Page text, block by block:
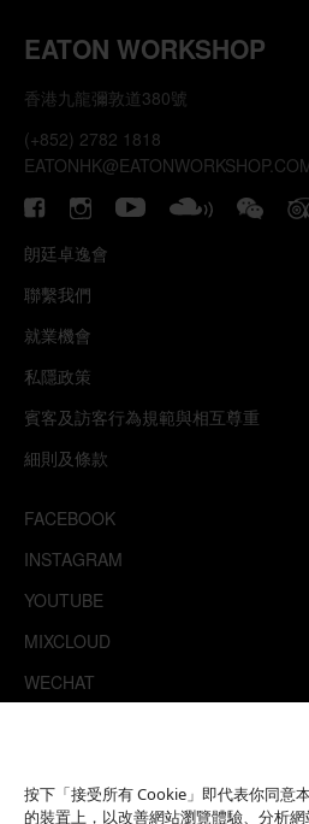
EATON WORKSHOP
香港九龍彌敦道380號
(+852) 2782 1818
朗廷卓逸會
聯繫我們
就業機會
私隱政策
賓客及訪客行為規範與相互尊重
細則及條款
FACEBOOK
INSTAGRAM
YOUTUBE
MIXCLOUD
WECHAT
This site is protected by reCAPTCHA.
按下「接受所有 Cookie」即代表你同意
的裝置上，以改善網站瀏覽體驗、分析